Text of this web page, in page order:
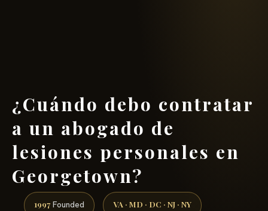
¿Cuándo debo contratar
a un abogado de
lesiones personales en
Georgetown?
1997 Founded VA · MD · DC · NJ · NY